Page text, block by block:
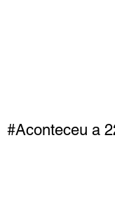
#Aconteceu a